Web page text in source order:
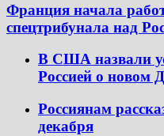
Франция начала
спецтрибунала над
В США назвали
Россией о новом
Россиянам
декабря